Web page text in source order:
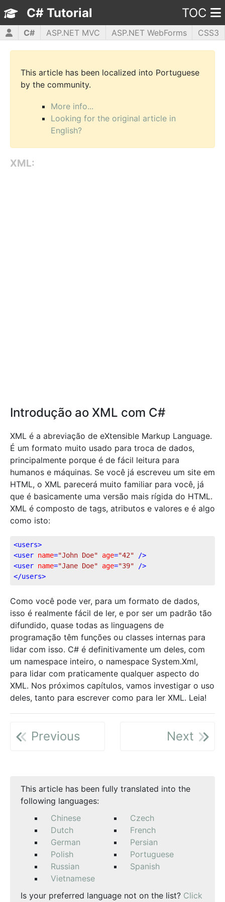
C# Tutorial TOC
C# ASP.NET MVC ASP.NET WebForms
CSS3
HTML5
JavaScript jQuery PHP5 WPF
This article has been localized into Portuguese
by the community.
More info...
Looking for the original article in
English?
XML:
Introdução ao XML com C#
XML é a abreviação de eXtensible Markup Language.
É um formato muito usado para troca de dados,
principalmente porque é de fácil leitura para
humanos e máquinas. Se você já escreveu um site em
HTML, o XML parecerá muito familiar para você, já
que é basicamente uma versão mais rígida do HTML.
XML é composto de tags, atributos e valores e é algo
como isto:
<users>
<user name="John Doe" age="42" />
<user name="Jane Doe" age="39" />
</users>
Como você pode ver, para um formato de dados,
isso é realmente fácil de ler, e por ser um padrão tão
difundido, quase todas as linguagens de
programação têm funções ou classes internas para
lidar com isso. C# é definitivamente um deles, com
um namespace inteiro, o namespace System.Xml,
para lidar com praticamente qualquer aspecto do
XML. Nos próximos capítulos, vamos investigar o uso
deles, tanto para escrever como para ler XML. Leia!
Previous Next
This article has been fully translated into the
following languages:
Chinese
Czech
Dutch
French
German
Persian
Polish
Portuguese
Russian
Spanish
Vietnamese
Is your preferred language not on the list? Click